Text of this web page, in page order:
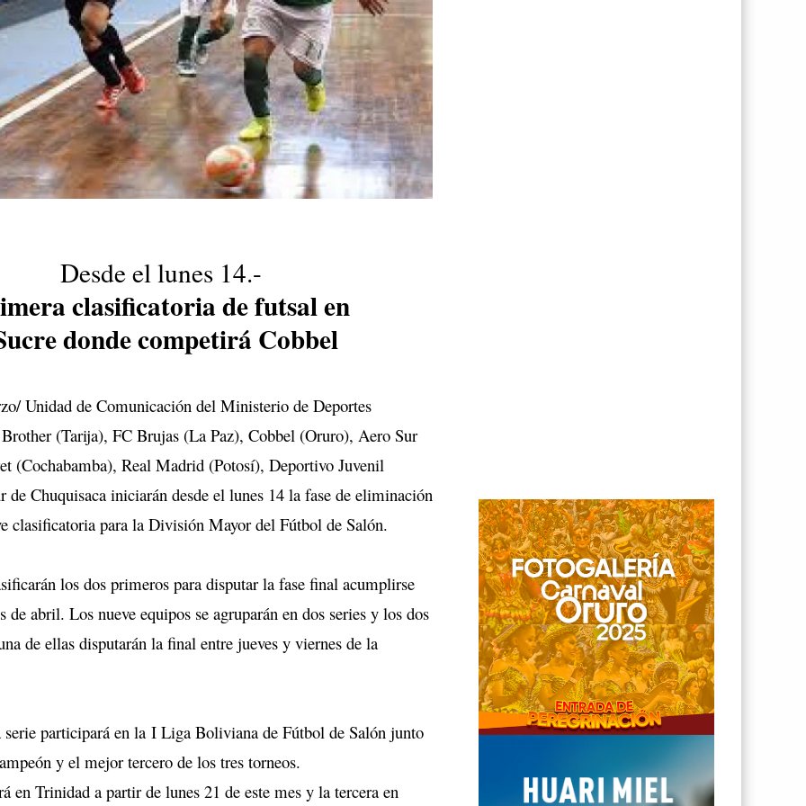
Desde el lunes 14.-
clasificatoria de futsal en
donde competirá Cobbel
Unidad de Comunicación del Ministerio de Deportes
(Tarija), FC Brujas (La Paz), Cobbel (Oruro), Aero Sur
(Cochabamba), Real Madrid (Potosí), Deportivo Juvenil
de Chuquisaca iniciarán desde el lunes 14 la fase de eliminación
clasificatoria para la División Mayor del Fútbol de Salón.
los dos primeros para disputar la fase final acumplirse
de abril. Los nueve equipos se agruparán en dos series y los dos
de ellas disputarán la final entre jueves y viernes de la
serie participará en la I Liga Boliviana de Fútbol de Salón junto
y el mejor tercero de los tres torneos.
en Trinidad a partir de lunes 21 de este mes y la tercera en